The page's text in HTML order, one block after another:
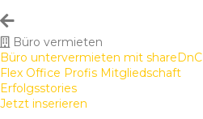
Büro vermieten
Büro untervermieten mit shareDnC
Flex Office Profis Mitgliedschaft
Erfolgsstories
Jetzt inserieren